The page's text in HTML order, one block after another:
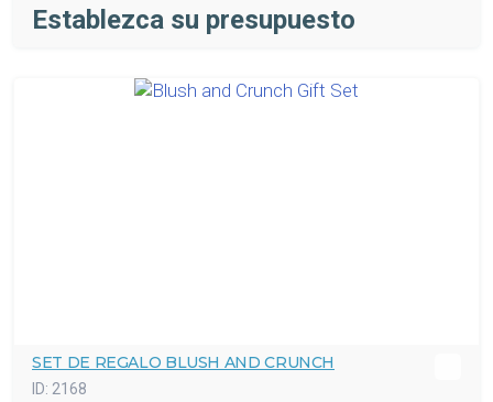
Establezca su presupuesto
SET DE REGALO BLUSH AND CRUNCH
ID: 2168